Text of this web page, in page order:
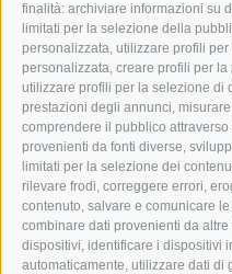
finalità: archiviare informazioni su
limitati per la selezione della
personalizzata, utilizzare profili
personalizzata, creare profili per
utilizzare profili per la selezione di
prestazioni degli annunci,
comprendere il pubblico
provenienti da fonti diverse,
limitati per la selezione dei
rilevare frodi, correggere errori,
contenuto, salvare e comunicare
combinare dati provenienti da
dispositivi, identificare i dispositivi
automaticamente, utilizzare dati di
GRAFIK@DERERKER.IT
INFO@DERERKER.IT
ERKER
PUBBLICITÀ NELL’ERKER
PUBBLICITÀ ONLINE
ADDEBITO DIRETTO SEPA
REGOLAMENTO COMMENTI
ONLINE VOTING